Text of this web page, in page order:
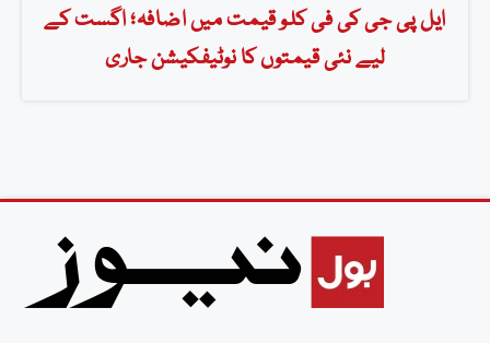
ایل پی جی کی فی کلو قیمت میں اضافہ؛ اگست کے
لیے نئی قیمتوں کا نوٹیفکیشن جاری